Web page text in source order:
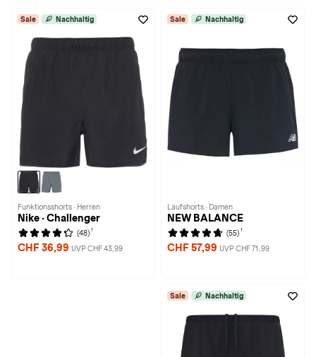
Sale Nachhaltig
Funktionsshorts · Herren
Nike · Challenger
(48) 1
CHF 36,99 UVP CHF 43,99
Sale Nachhaltig
Laufshorts · Damen
NEW BALANCE
(55) 1
CHF 57,99 UVP CHF 71,99
Sale Nachhaltig